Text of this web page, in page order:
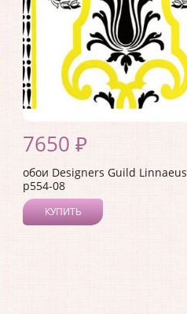
7650 ₽
обои Designers Guild Linnaeus
p554-08
КУПИТЬ